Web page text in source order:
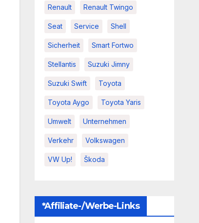
Renault Renault Twingo
Seat Service Shell
Sicherheit Smart Fortwo
Stellantis Suzuki Jimny
Suzuki Swift Toyota
Toyota Aygo Toyota Yaris
Umwelt Unternehmen
Verkehr Volkswagen
VW Up! Škoda
*Affiliate-/Werbe-Links